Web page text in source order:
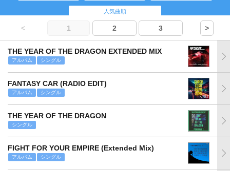
人気曲順
< 1 2 3 >
THE YEAR OF THE DRAGON EXTENDED MIX
アルバム シングル
FANTASY CAR (RADIO EDIT)
アルバム シングル
THE YEAR OF THE DRAGON
シングル
FIGHT FOR YOUR EMPIRE (Extended Mix)
アルバム シングル